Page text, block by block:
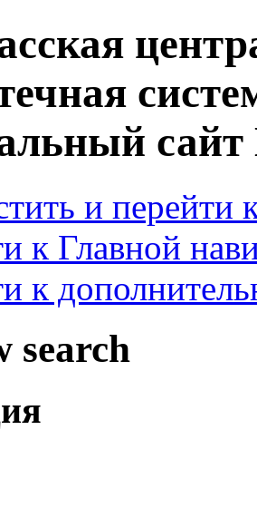
и перейти
к Главной
к
search